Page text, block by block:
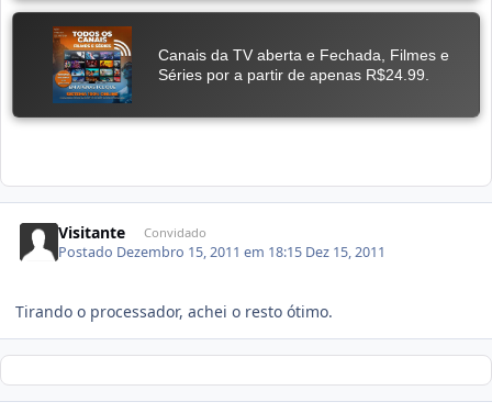
Visitante Convidado
Postado Dezembro 15, 2011 em 18:15 Dez 15, 2011
Tirando o processador, achei o resto ótimo.